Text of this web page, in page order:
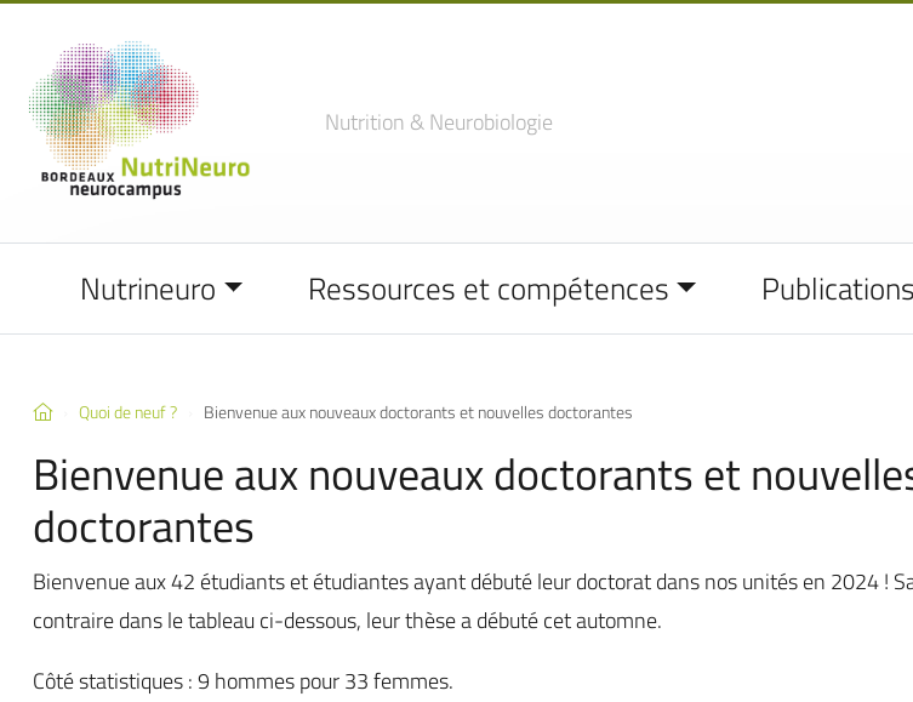
Nutrition & Neurobiologie
Nutrineuro Ressources et compétences Publications
Quoi de neuf ? Bienvenue aux nouveaux doctorants et nouvelles doctorantes
Bienvenue aux nouveaux doctorants et
doctorantes
Bienvenue aux 42 étudiants et étudiantes ayant débuté leur doctorat dans nos unités en 2024 !
contraire dans le tableau ci-dessous, leur thèse a débuté cet automne.
Côté statistiques : 9 hommes pour 33 femmes.